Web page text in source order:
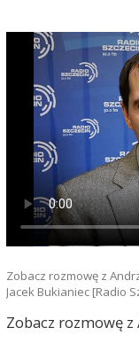
Zobacz rozmowę z
Jacek Bukianiec [Radio
Zobacz rozmowę